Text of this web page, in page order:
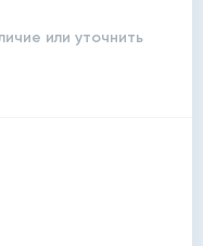
или уточнить